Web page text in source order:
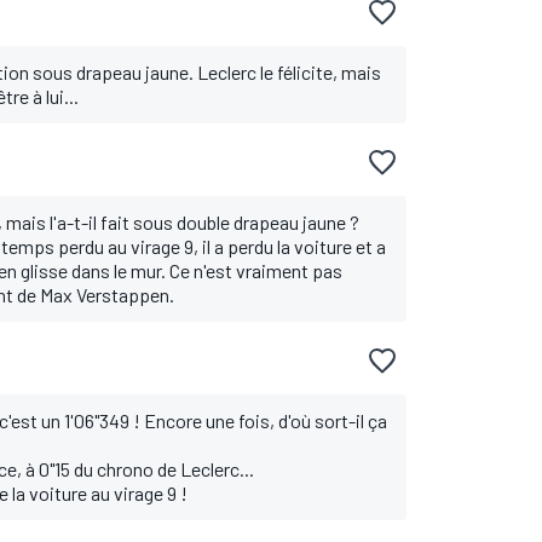
sous drapeau jaune. Leclerc le félicite, mais
à lui...
l'a-t-il fait sous double drapeau jaune ?
perdu au virage 9, il a perdu la voiture et a
glisse dans le mur. Ce n'est vraiment pas
de Max Verstappen.
un 1'06"349 ! Encore une fois, d'où sort-il ça
à 0"15 du chrono de Leclerc...
la voiture au virage 9 !